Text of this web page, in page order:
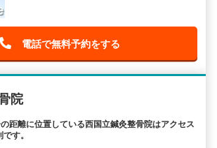
電話で無料予約をする
院
距離に位置している西国立鍼灸整骨院はアクセス
す。